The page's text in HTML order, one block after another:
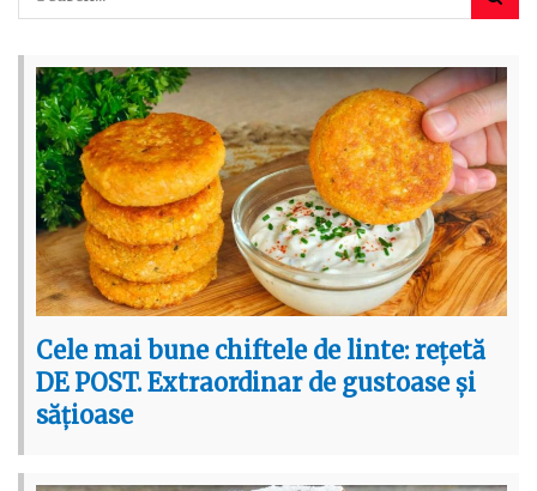
Cele mai bune chiftele de linte: rețetă
DE POST. Extraordinar de gustoase și
sățioase